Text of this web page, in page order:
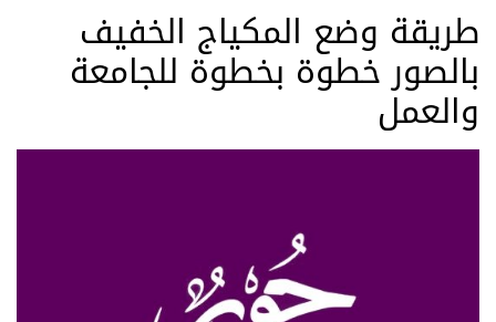
طريقة وضع المكياج الخفيف
بالصور خطوة بخطوة للجامعة
والعمل